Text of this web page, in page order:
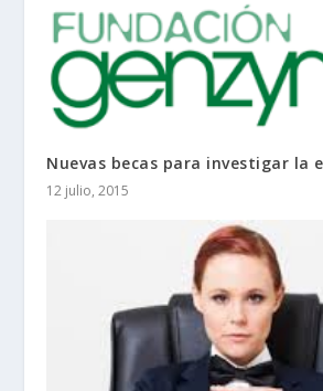
Nuevas becas para investigar la
12 julio, 2015